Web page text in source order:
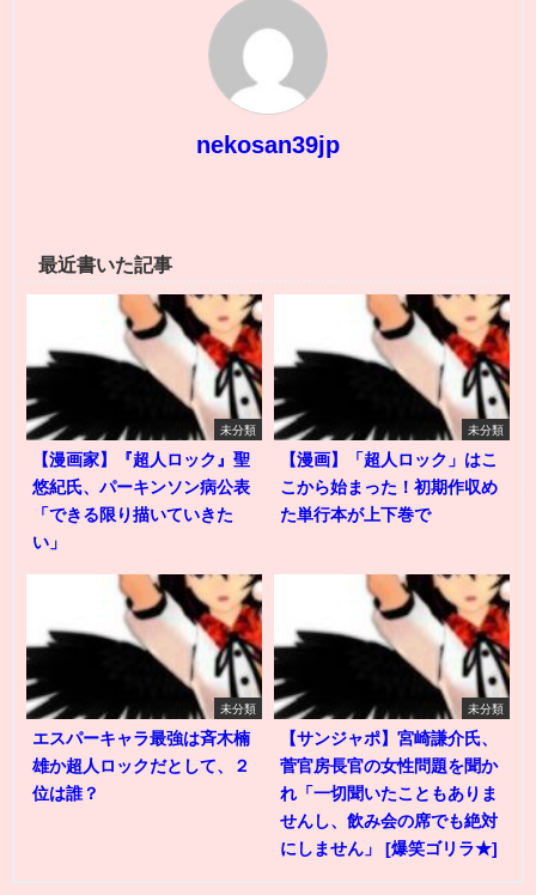
nekosan39jp
最近書いた記事
未分類
【漫画家】『超人ロック』聖
悠紀氏、パーキンソン病公表
「できる限り描いていきた
い」
未分類
【漫画】「超人ロック」はこ
こから始まった！初期作収め
た単行本が上下巻で
未分類
エスパーキャラ最強は斉木楠
雄か超人ロックだとして、２
位は誰？
未分類
【サンジャポ】宮崎謙介氏、
菅官房長官の女性問題を聞か
れ「一切聞いたこともありま
せんし、飲み会の席でも絶対
にしません」 [爆笑ゴリラ★]